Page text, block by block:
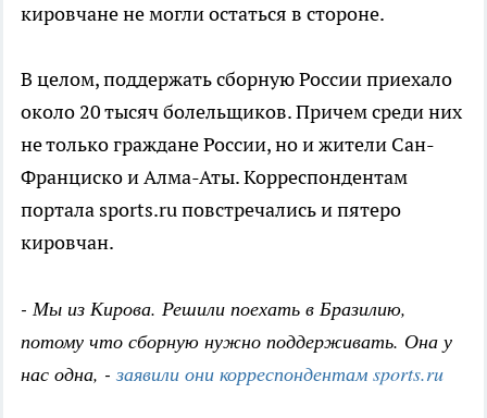
кировчане не могли остаться в стороне.
В целом, поддержать сборную России приехало
около 20 тысяч болельщиков. Причем среди них
не только граждане России, но и жители Сан-
Франциско и Алма-Аты. Корреспондентам
портала sports.ruповстречались и пятеро
кировчан.
- Мы из Кирова. Решили поехать в Бразилию,
потому что сборную нужно поддерживать. Она у
нас одна, - заявили они корреспондентам sports.ru